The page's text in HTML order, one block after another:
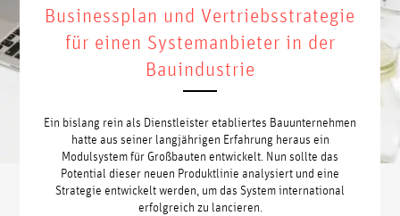
Businessplan und Vertriebsstrategie
für einen Systemanbieter in der
Bauindustrie
Ein bislang rein als Dienstleister etabliertes Bauunternehmen
hatte aus seiner langjährigen Erfahrung heraus ein
Modulsystem für Großbauten entwickelt. Nun sollte das
Potential dieser neuen Produktlinie analysiert und eine
Strategie entwickelt werden, um das System international
erfolgreich zu lancieren.